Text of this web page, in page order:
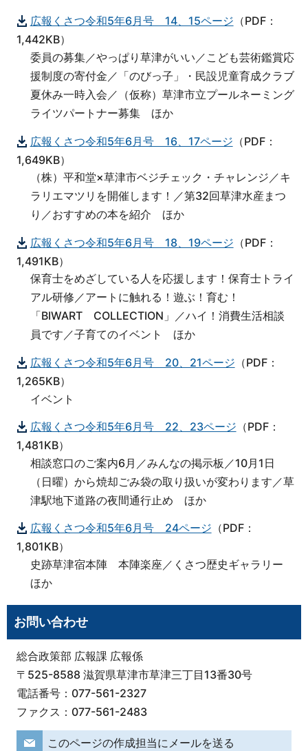
広報くさつ令和5年6月号 14、15ページ （PDF：
1,442KB）
委員の募集／やっぱり草津がいい／こども芸術鑑賞応
援制度の寄付金／「のびっ子」・民設児童育成クラブ
夏休み一時入会／（仮称）草津市立プールネーミング
ライツパートナー募集 ほか
広報くさつ令和5年6月号 16、17ページ （PDF：
1,649KB）
（株）平和堂×草津市ベジチェック・チャレンジ／キ
ラリエマツリを開催します！／第32回草津水産まつ
り／おすすめの本を紹介 ほか
広報くさつ令和5年6月号 18、19ページ （PDF：
1,491KB）
保育士をめざしている人を応援します！保育士トライ
アル研修／アートに触れる！遊ぶ！育む！
「BIWART COLLECTION」／ハイ！消費生活相談
員です／子育てのイベント ほか
広報くさつ令和5年6月号 20、21ページ （PDF：
1,265KB）
イベント
広報くさつ令和5年6月号 22、23ページ （PDF：
1,481KB）
相談窓口のご案内6月／みんなの掲示板／10月1日
（日曜）から焼却ごみ袋の取り扱いが変わります／草
津駅地下道路の夜間通行止め ほか
広報くさつ令和5年6月号 24ページ （PDF：
1,801KB）
史跡草津宿本陣 本陣楽座／くさつ歴史ギャラリー
ほか
お問い合わせ
総合政策部 広報課 広報係
〒525-8588 滋賀県草津市草津三丁目13番30号
電話番号：077-561-2327
ファクス：077-561-2483
このページの作成担当にメールを送る